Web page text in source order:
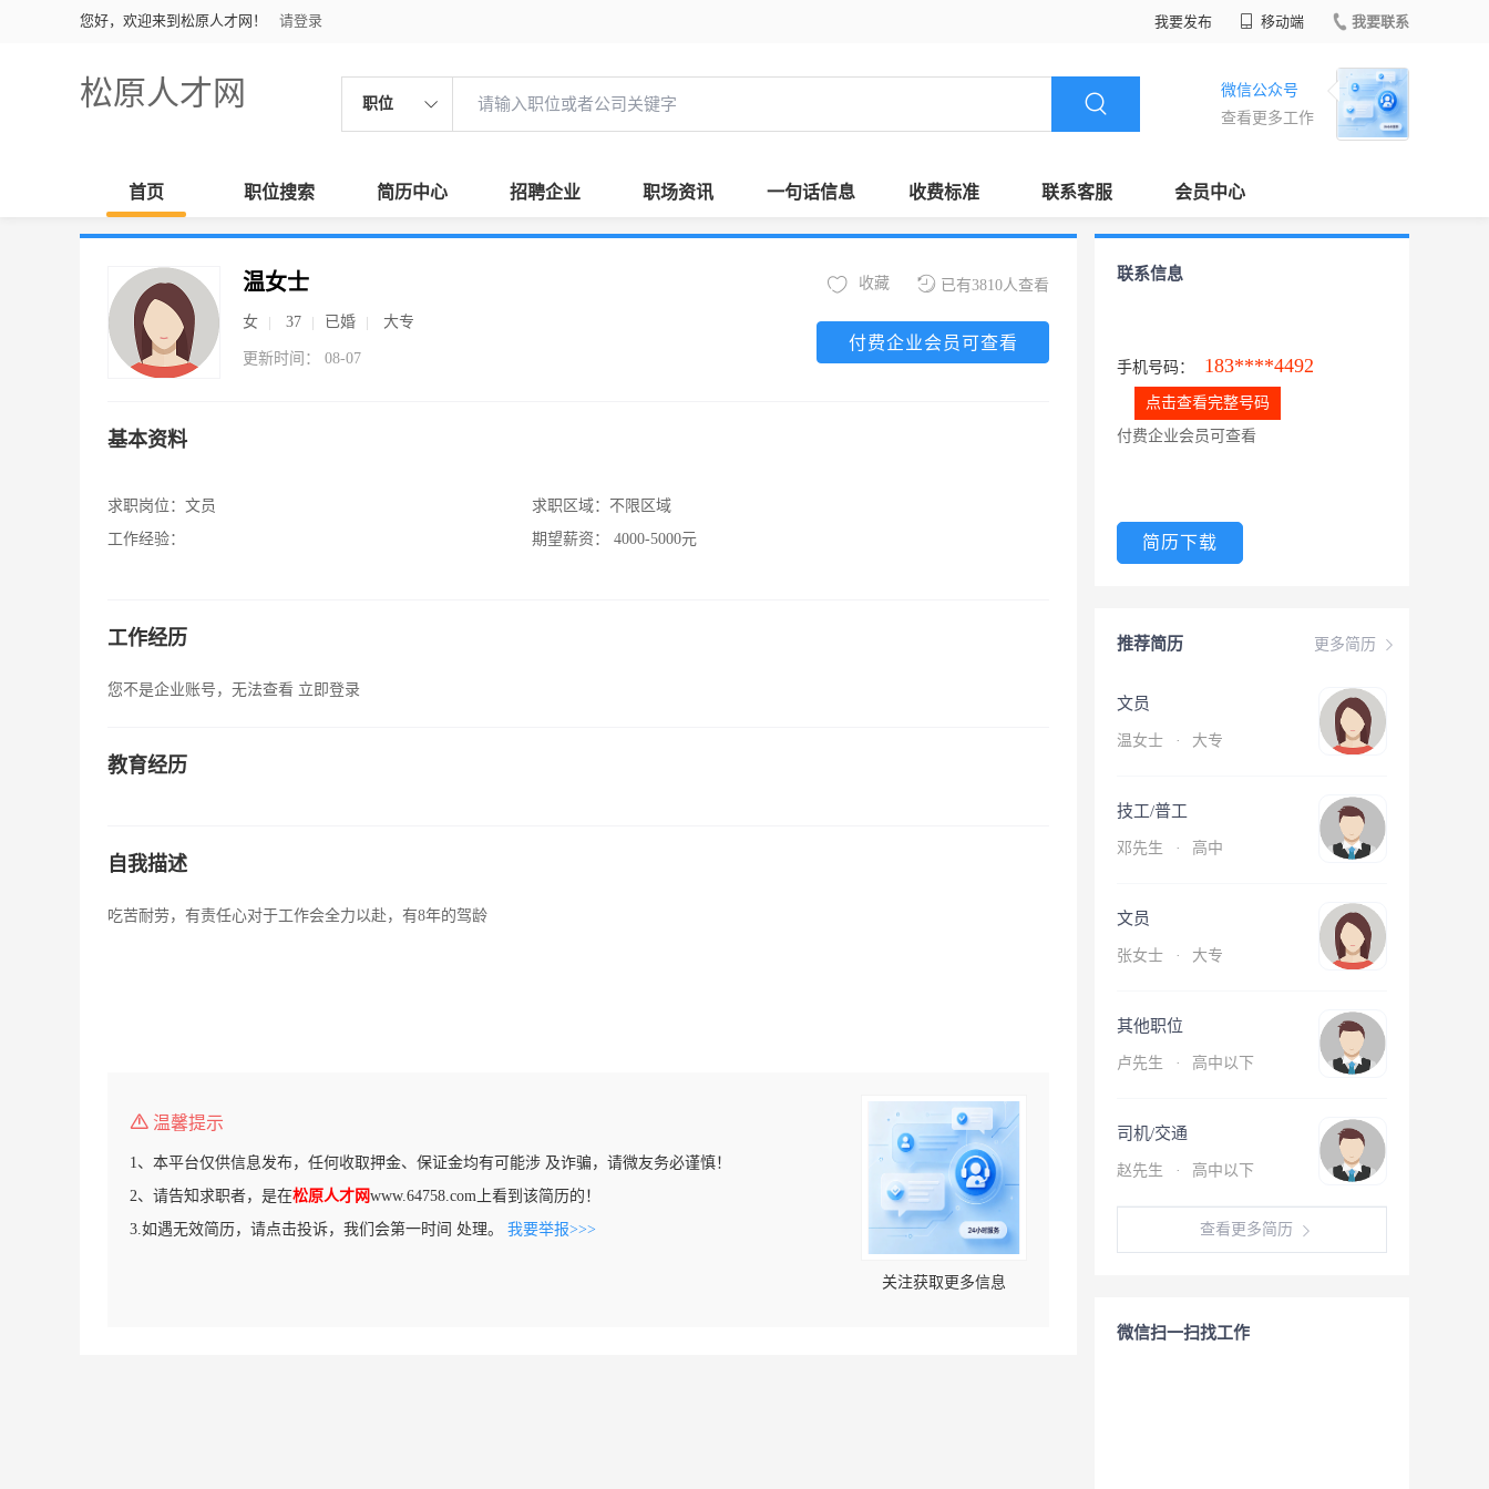
您好，欢迎来到松原人才网！ 请登录 我要发布 移动端 我要联系
松原人才网 职位
微信公众号
查看更多工作
首页 职位搜索 简历中心 招聘企业 职场资讯 一句话信息 收费标准 联系客服 会员中心
温女士
女 37 已婚 大专
更新时间： 08-07
已有3810人查看
收藏
付费企业会员可查看
基本资料
求职岗位： 文员
工作经验：
求职区域： 不限区域
期望薪资：
4000-5000元
工作经历
您不是企业账号，无法查看 立即登录
教育经历
自我描述
吃苦耐劳，有责任心对于工作会全力以赴，有8年的驾龄
温馨提示
1、本平台仅供信息发布，任何收取押金、保证金均有可能涉 及诈骗，请微友务必谨慎！
2、请告知求职者，是在松原人才网www.64758.com上看到该简历的！
3.如遇无效简历，请点击投诉，我们会第一时间 处理。 我要举报>>>
关注获取更多信息
联系信息
手机号码： 183****4492
点击查看完整号码
付费企业会员可查看
简历下载
更多简历
推荐简历
文员
温女士 · 大专
技工/普工
邓先生 · 高中
文员
张女士 · 大专
其他职位
卢先生 · 高中以下
司机/交通
赵先生 · 高中以下
查看更多简历
微信扫一扫找工作